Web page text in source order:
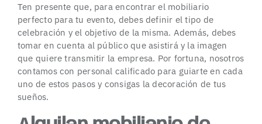
Ten presente que, para encontrar el mobiliario
perfecto para tu evento, debes definir el tipo de
celebración y el objetivo de la misma. Además, debes
tomar en cuenta al público que asistirá y la imagen
que quiere transmitir la empresa. Por fortuna, nosotros
contamos con personal calificado para guiarte en cada
uno de estos pasos y consigas la decoración de tus
sueños.